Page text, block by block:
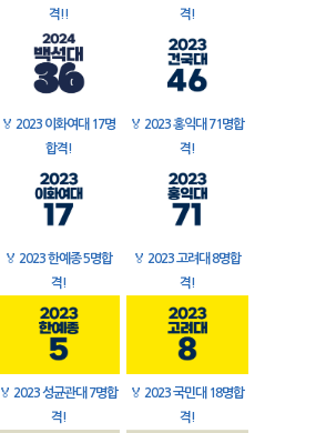
격!!
격!
🏅 2023 이화여대 17명
합격!
🏅 2023 홍익대 71명합
격!
🏅 2023 한예종 5명합
격!
🏅 2023 고려대 8명합
격!
🏅 2023 성균관대 7명합
격!
🏅 2023 국민대 18명합
격!